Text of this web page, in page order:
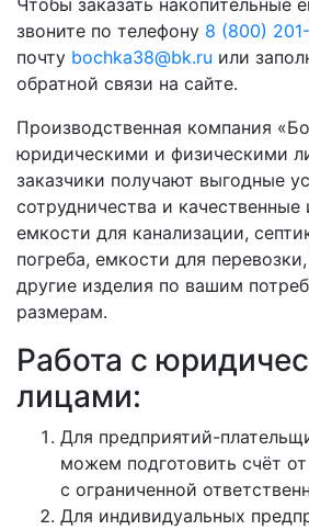
Чтобы заказать накопительные
звоните по телефону 8 (800)
почту bochka38@bk.ru или
обратной связи на сайте.
Производственная компания
юридическими и физическими
заказчики получают выгодные
сотрудничества и качественные
емкости для канализации,
погреба, емкости для
другие изделия по вашим
размерам.
Работа с
лицами:
Для предприятий-
можем подготовить счёт
с ограниченной
Для индивидуальных